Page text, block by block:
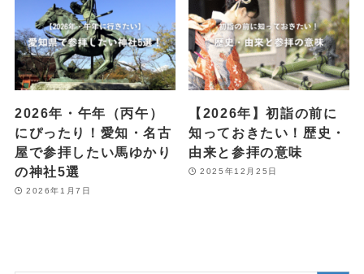
2026年・午年（丙午）
にぴったり！愛知・名古
屋で参拝したい馬ゆかり
の神社5選
2026年1月7日
【2026年】初詣の前に
知っておきたい！歴史・
由来と参拝の意味
2025年12月25日